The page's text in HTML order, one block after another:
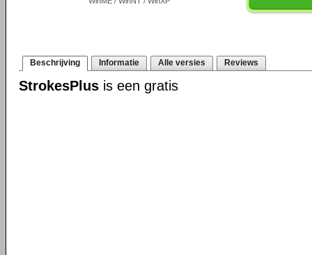
Beschrijving Informatie Alle versies Reviews
StrokesPlus is een gratis